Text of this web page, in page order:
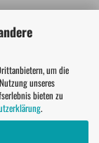
um die
unseres
bieten zu
.